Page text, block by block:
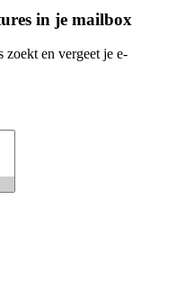
in je mailbox
en vergeet je e-